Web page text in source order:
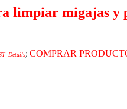
migajas y
Details) COMPRAR